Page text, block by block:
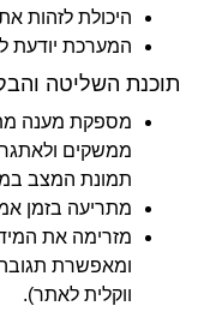
היכולת לזהות את
המערכת יודעת
תוכנת השליטה
מספקת מענה
ממשקים
תמונת המצב
מתריעה בזמן
מזרימה את
ומאפשרת
ווקלית לאתר).